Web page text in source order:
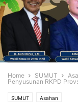
Home SUMUT
Penyusunan RKPD
SUMUT Asahan